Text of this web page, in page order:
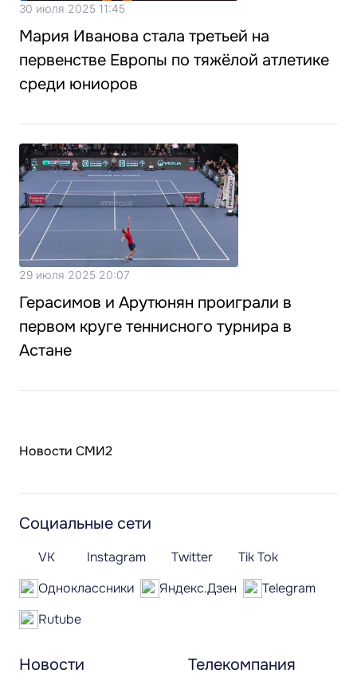
30 июля 2025 11:45
Мария Иванова стала третьей на
первенстве Европы по тяжёлой атлетике
среди юниоров
29 июля 2025 20:07
Герасимов и Арутюнян проиграли в
первом круге теннисного турнира в
Астане
Новости СМИ2
Новости Телекомпания
Социальные сети
VK Instagram Twitter
Tik Tok
Одноклассники
Яндекс.Дзен
Telegram
Rutube